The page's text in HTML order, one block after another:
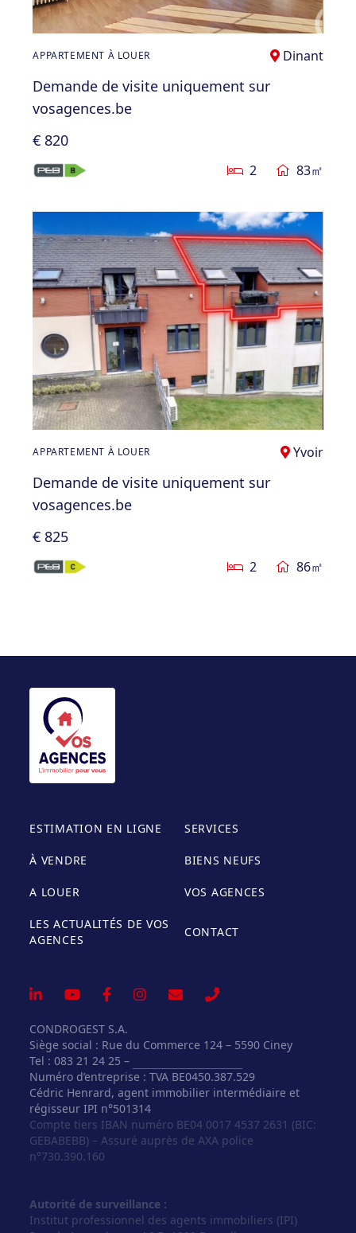
APPARTEMENT À LOUER Dinant
Demande de visite uniquement sur
vosagences.be
€ 820
2 83㎡
APPARTEMENT À LOUER Yvoir
Demande de visite uniquement sur
vosagences.be
€ 825
2 86㎡
ESTIMATION EN LIGNE SERVICES
À VENDRE BIENS NEUFS
A LOUER VOS AGENCES
LES ACTUALITÉS DE VOS
AGENCES
CONTACT
CONDROGEST S.A.
Siège social : Rue du Commerce 124 – 5590 Ciney
Tel : 083 21 24 25 –
Numéro d’entreprise : TVA BE0450.387.529
Cédric Henrard, agent immobilier intermédiaire et
régisseur IPI n°501314
Compte tiers IBAN numéro BE04 0017 4537 2631 (BIC:
GEBABEBB) – Assuré auprès de AXA police
n°730.390.160
Autorité de surveillance :
Institut professionnel des agents immobiliers (IPI)